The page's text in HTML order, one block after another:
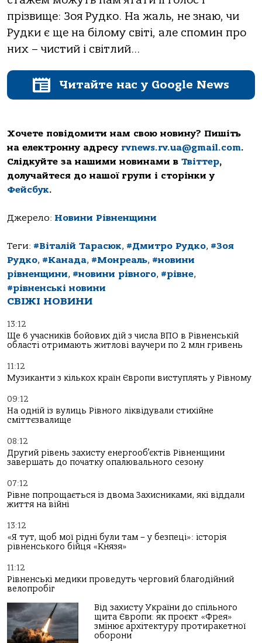
прізвище: Зоя Рудко. На жаль, не знаю, чи
Рудки є ще на білому світі, але спомин про
них – чистий і світлий…
Читайте нас у Google News
Хочете повідомити нам свою новину? Пишіть
на електронну адресу rvnews.rv.ua@gmail.com.
Слідкуйте за нашими новинами в Твіттер,
долучайтеся до нашої групи і сторінки у
Фейсбук.
Джерело: Новини Рівненщини
Теги: #Віталій Тарасюк, #Дмитро Рудко, #Зоя
Рудко, #Канада, #Монреаль, #новини
рівненщини, #новини рівного, #рівне,
#рівненські новини
СВІЖІ НОВИНИ
13:12
Ще 6 учасників бойових дій з числа ВПО в Рівненській
області отримають житлові ваучери по 2 млн гривень
11:12
Музиканти з кількох країн Європи виступлять у Рівному
09:12
На одній із вулиць Рівного ліквідували стихійне
сміттєзвалище
08:12
Другий рівень захисту енергооб’єктів Рівненщини
завершать до початку опалювального сезону
07:12
Рівне попрощається із двома Захисниками, які віддали
життя на війні
13:12
«Я тут, щоб мої рідні були там – у безпеці»: історія
рівненського бійця «Князя»
11:12
Рівненські медики проведуть черговий благодійний
велопробіг
Від захисту України до спільного
щита Європи: як проєкт «Фрея»
змінює архітектуру протиракетної
оборони